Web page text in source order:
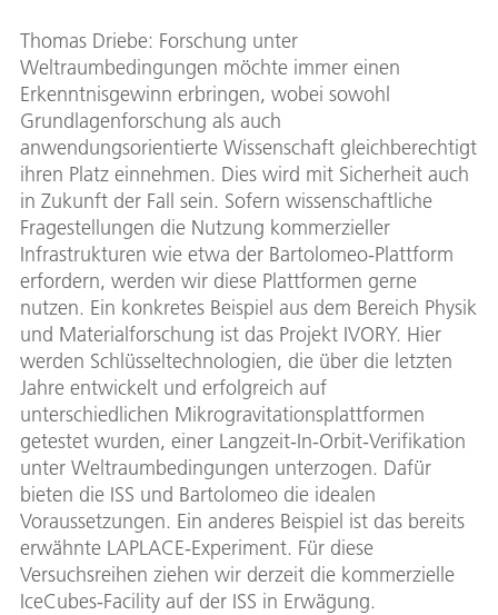
Thomas Driebe: Forschung unter
Weltraumbedingungen möchte immer einen
Erkenntnisgewinn erbringen, wobei sowohl
Grundlagenforschung als auch
anwendungsorientierte Wissenschaft gleichberechtigt
ihren Platz einnehmen. Dies wird mit Sicherheit auch
in Zukunft der Fall sein. Sofern wissenschaftliche
Fragestellungen die Nutzung kommerzieller
Infrastrukturen wie etwa der Bartolomeo-Plattform
erfordern, werden wir diese Plattformen gerne
nutzen. Ein konkretes Beispiel aus dem Bereich Physik
und Materialforschung ist das Projekt IVORY. Hier
werden Schlüsseltechnologien, die über die letzten
Jahre entwickelt und erfolgreich auf
unterschiedlichen Mikrogravitationsplattformen
getestet wurden, einer Langzeit-In-Orbit-Verifikation
unter Weltraumbedingungen unterzogen. Dafür
bieten die ISS und Bartolomeo die idealen
Voraussetzungen. Ein anderes Beispiel ist das bereits
erwähnte LAPLACE-Experiment. Für diese
Versuchsreihen ziehen wir derzeit die kommerzielle
IceCubes-Facility auf der ISS in Erwägung.